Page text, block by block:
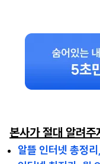
본사가 절대 알려
알뜰 인터넷 총정